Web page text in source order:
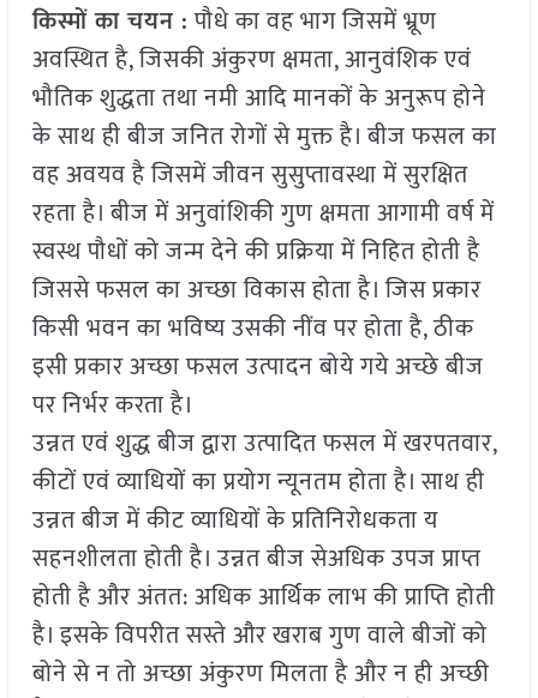
किस्मों का चयन :पौधे का वह भाग जिसमें भ्रूण
अवस्थित है, जिसकी अंकुरण क्षमता, आनुवंशिक एवं
भौतिक शुद्धता तथा नमी आदि मानकों के अनुरूप होने
के साथ ही बीज जनित रोगों से मुक्त है। बीज फसल का
वह अवयव है जिसमें जीवन सुसुप्तावस्था में सुरक्षित
रहता है। बीज में अनुवांशिकी गुण क्षमता आगामी वर्ष में
स्वस्थ पौधों को जन्म देने की प्रक्रिया में निहित होती है
जिससे फसल का अच्छा विकास होता है। जिस प्रकार
किसी भवन का भविष्य उसकी नींव पर होता है, ठीक
इसी प्रकार अच्छा फसल उत्पादन बोये गये अच्छे बीज
पर निर्भर करता है।
उन्नत एवं शुद्ध बीज द्वारा उत्पादित फसल में खरपतवार,
कीटों एवं व्याधियों का प्रयोग न्यूनतम होता है। साथ ही
उन्नत बीज में कीट व्याधियों के प्रतिनिरोधकता य
सहनशीलता होती है। उन्नत बीज सेअधिक उपज प्राप्त
होती है और अंतत: अधिक आर्थिक लाभ की प्राप्ति होती
है। इसके विपरीत सस्ते और खराब गुण वाले बीजों को
बोने से न तो अच्छा अंकुरण मिलता है और न ही अच्छी